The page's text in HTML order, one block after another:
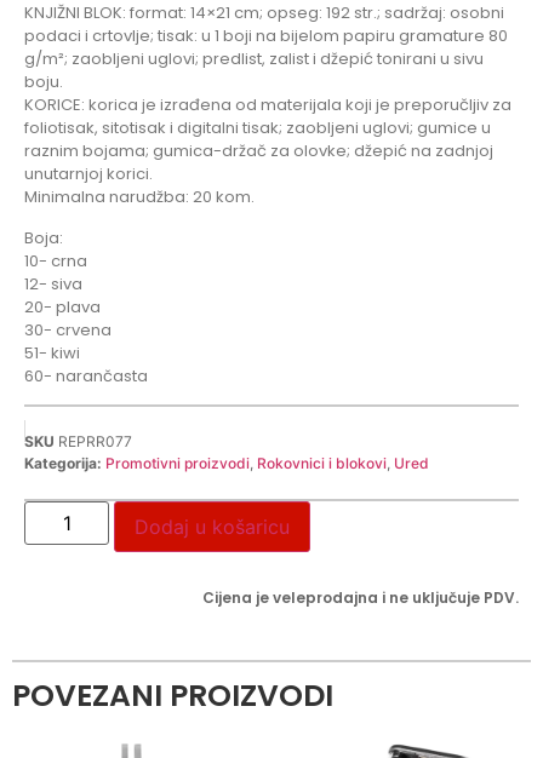
KNJIŽNI BLOK: format: 14×21 cm; opseg: 192 str.; sadržaj: osobni
podaci i crtovlje; tisak: u 1 boji na bijelom papiru gramature 80
g/m²; zaobljeni uglovi; predlist, zalist i džepić tonirani u sivu
boju.
KORICE: korica je izrađena od materijala koji je preporučljiv za
foliotisak, sitotisak i digitalni tisak; zaobljeni uglovi; gumice u
raznim bojama; gumica-držač za olovke; džepić na zadnjoj
unutarnjoj korici.
Minimalna narudžba: 20 kom.
Boja:
10- crna
12- siva
20- plava
30- crvena
51- kiwi
60- narančasta
SKU REPRR077
Kategorija: Promotivni proizvodi, Rokovnici i blokovi, Ured
Dodaj u košaricu
Cijena je veleprodajna i ne uključuje PDV.
POVEZANI PROIZVODI